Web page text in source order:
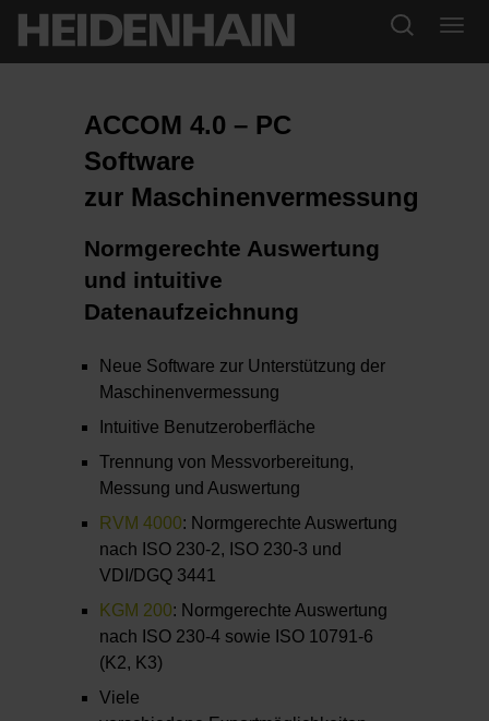
ACCOM 4.0 – PC
Software
zur Maschinenvermessung
Normgerechte Auswertung
und intuitive
Datenaufzeichnung
Neue Software zur Unterstützung der
Maschinenvermessung
Intuitive Benutzeroberfläche
Trennung von Messvorbereitung,
Messung und Auswertung
RVM 4000: Normgerechte Auswertung
nach ISO 230-2, ISO 230-3 und
VDI/DGQ 3441
KGM 200: Normgerechte Auswertung
nach ISO 230-4 sowie ISO 10791-6
(K2, K3)
Viele